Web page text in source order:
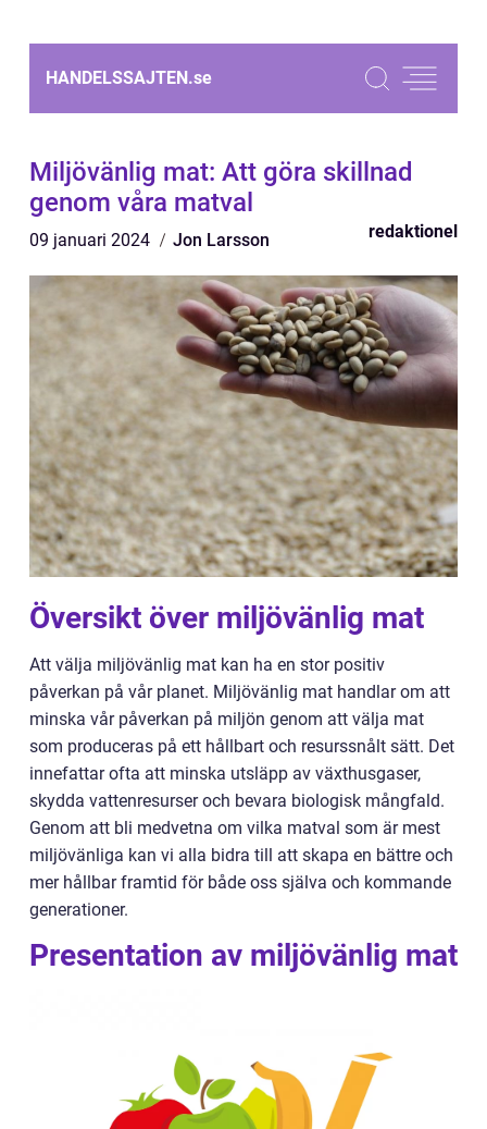
HANDELSSAJTEN.se
Miljövänlig mat: Att göra skillnad
genom våra matval
09 januari 2024 Jon Larsson redaktionel
Översikt över miljövänlig mat
Att välja miljövänlig mat kan ha en stor positiv
påverkan på vår planet. Miljövänlig mat handlar om att
minska vår påverkan på miljön genom att välja mat
som produceras på ett hållbart och resurssnålt sätt. Det
innefattar ofta att minska utsläpp av växthusgaser,
skydda vattenresurser och bevara biologisk mångfald.
Genom att bli medvetna om vilka matval som är mest
miljövänliga kan vi alla bidra till att skapa en bättre och
mer hållbar framtid för både oss själva och kommande
generationer.
Presentation av miljövänlig mat